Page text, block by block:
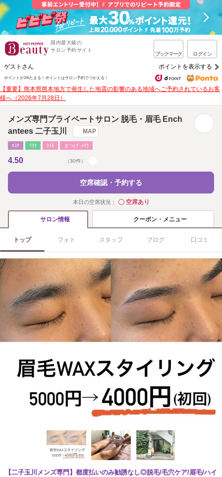
国内最大級の
サロン予約サイト
ブックマーク ログイン
ゲストさん ポイントを表示する
ポイントが1%たまる！ ポイントはサロン予約でつかえる！
【重要】熊本県熊本地方で発生した地震の影響のある地域へご予約されているお客
様へ（2026年7月28日）
メンズ専門プライベートサロン 脱毛・眉毛 Ench
antees 二子玉川
MAP
ｴｽﾃ ﾘﾗｸ ﾈｲﾙ まつげ･ﾒｲｸ
4.50 （30件）
空席確認・予約する
本日の空席状況： ◯空席あり
サロン情報 クーポン・メニュー
トップ フォト スタッフ ブログ 口コミ
【二子玉川メンズ専門】都度払いのみ勧誘なし◎脱毛/毛穴ケア/眉毛/ハイ